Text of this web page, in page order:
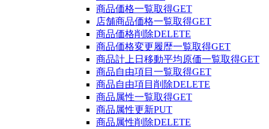
商品価格一覧取得GET
店舗商品価格一覧取得GET
商品価格削除DELETE
商品価格変更履歴一覧取得GET
商品計上日移動平均原価一覧取得GET
商品自由項目一覧取得GET
商品自由項目削除DELETE
商品属性一覧取得GET
商品属性更新PUT
商品属性削除DELETE